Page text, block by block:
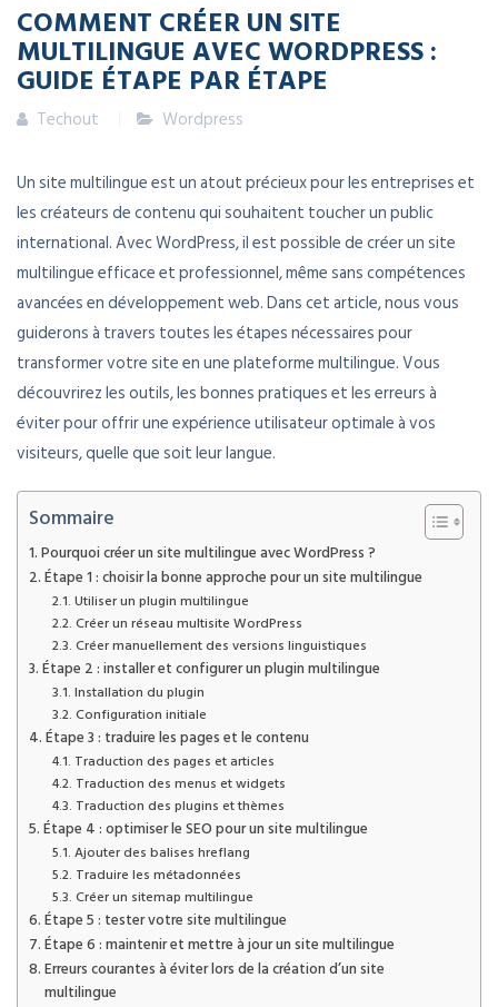
COMMENT CRÉER UN SITE
MULTILINGUE AVEC WORDPRESS :
GUIDE ÉTAPE PAR ÉTAPE
Techout Wordpress
Un site multilingue est un atout précieux pour les entreprises et
les créateurs de contenu qui souhaitent toucher un public
international. Avec WordPress, il est possible de créer un site
multilingue efficace et professionnel, même sans compétences
avancées en développement web. Dans cet article, nous vous
guiderons à travers toutes les étapes nécessaires pour
transformer votre site en une plateforme multilingue. Vous
découvrirez les outils, les bonnes pratiques et les erreurs à
éviter pour offrir une expérience utilisateur optimale à vos
visiteurs, quelle que soit leur langue.
Sommaire
Pourquoi créer un site multilingue avec WordPress ?
Étape 1 : choisir la bonne approche pour un site multilingue
Utiliser un plugin multilingue
Créer un réseau multisite WordPress
Créer manuellement des versions linguistiques
Étape 2 : installer et configurer un plugin multilingue
Installation du plugin
Configuration initiale
Étape 3 : traduire les pages et le contenu
Traduction des pages et articles
Traduction des menus et widgets
Traduction des plugins et thèmes
Étape 4 : optimiser le SEO pour un site multilingue
Ajouter des balises hreflang
Traduire les métadonnées
Créer un sitemap multilingue
Étape 5 : tester votre site multilingue
Étape 6 : maintenir et mettre à jour un site multilingue
Erreurs courantes à éviter lors de la création d’un site
multilingue